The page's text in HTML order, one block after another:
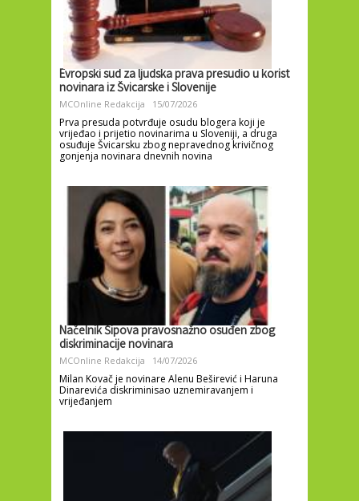
Evropski sud za ljudska prava presudio u korist
novinara iz Švicarske i Slovenije
MCOnline Redakcija 15/07/2026
Prva presuda potvrđuje osudu blogera koji je
vrijeđao i prijetio novinarima u Sloveniji, a druga
osuđuje Švicarsku zbog nepravednog krivičnog
gonjenja novinara dnevnih novina
Načelnik Šipova pravosnažno osuđen zbog
diskriminacije novinara
MCOnline Redakcija 14/07/2026
Milan Kovač je novinare Alenu Beširević i Haruna
Dinarevića diskriminisao uznemiravanjem i
vrijeđanjem